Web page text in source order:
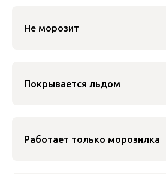
Не морозит
Покрывается льдом
Работает только морозилка